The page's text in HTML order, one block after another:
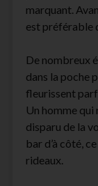
marquant.
est préférable
De nombreux
dans la poche
fleurissent
Un homme qui
disparu de la
bar d’à côté,
rideaux.